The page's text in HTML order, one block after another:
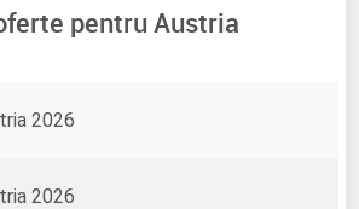
pentru Austria
2026
2026